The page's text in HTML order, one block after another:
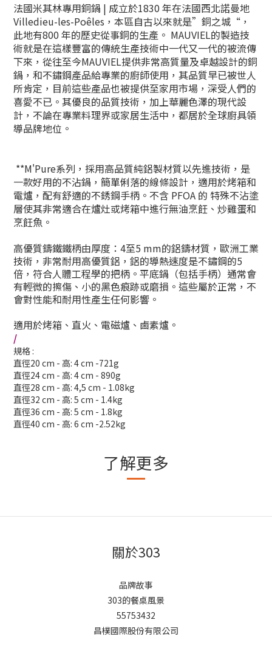
法國米其林專用銅鍋 | 成立於1830 年在法國西北諾曼地
Villedieu-les-Poêles，本區自古以來就是”銅之城“，
此地有800 年的歷史從事銅的生產。 MAUVIEL的製造技
術就是在這樣豐富的傳統生產技術中一代又一代的被流傳
下來，從往至今MAUVIEL提供非常高質量及卓越設計的銅
鍋，和不鏽鋼產品給專業的廚師使用，其品質早已被世人
所肯定，目前這些產品也被提供至家用市場，深受人們的
喜愛不已。其優良的品質技術，加上華麗色澤的現代設
計，不論在專業料理界或家居生活中，都居於全球廚具領
導品牌地位。
**M'Pure系列，採用高品質純鋁製材質以先進技術，是
一款好用的不沾鍋，簡單俐落的線條設計，適用於烤箱和
電爐，配有舒適的不銹鋼手柄。 不含 PFOA 的 特殊不沾塗
層使其非常適合在爐灶或烤箱中進行無油烹飪、炒雞蛋和
烹飪魚。
高優質鑄鐵鐵柄由厚度：4至5 mm的鋁鑄材質，歐洲工業
技術，非常耐用高優質鋁，鋁的導熱速度是不鏽鋼的5
倍， 符合人體工程學的把柄 。 平底鍋（包括手柄）通常會
有輕微的擦傷、小的黑色痕跡或磨損。這些屬於正常，不
會對性能和耐用性產生任何影響。
適用於烤箱、直火、電磁爐、鹵素爐。
/
規格 :
直徑20 cm - 高: 4 cm -721g
直徑24 cm - 高: 4 cm - 890g
直徑28 cm - 高: 4,5 cm - 1.08kg
直徑32 cm - 高: 5 cm - 1.4kg
直徑36 cm - 高: 5 cm - 1.8kg
直徑40 cm - 高: 6 cm -2.52kg
了解更多
關於303
品牌故事
303的餐桌風景
55753432
昌樸國際股份有限公司